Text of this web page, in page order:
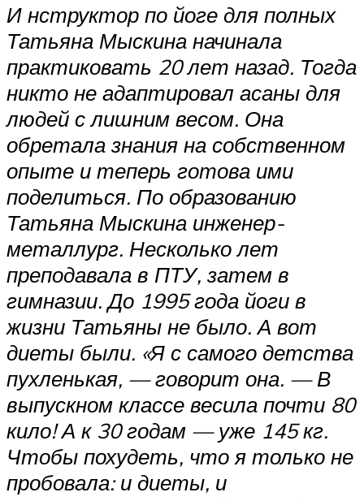
И нструктор по йоге для полных
Татьяна Мыскина начинала
практиковать 20 лет назад. Тогда
никто не адаптировал асаны для
людей с лишним весом. Она
обретала знания на собственном
опыте и теперь готова ими
поделиться. По образованию
Татьяна Мыскина инженер-
металлург. Несколько лет
преподавала в ПТУ, затем в
гимназии. До 1995 года йоги в
жизни Татьяны не было. А вот
диеты были. «Я с самого детства
пухленькая, — говорит она. — В
выпускном классе весила почти 80
кило! А к 30 годам — уже 145 кг.
Чтобы похудеть, что я только не
пробовала: и диеты, и